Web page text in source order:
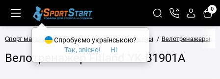
0
Спорт магазин SPORTSTART Кардиотренажеры Велотренажеры
Велотренажер Fitland YK-B1901A
Спробуємо українською?
Так, звісно!
Ні